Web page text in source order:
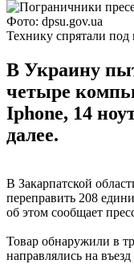
Фото: dpsu.gov.ua
Технику спрятали
В Украину
четыре
Iphone, 14
далее.
В Закарпатской
переправить 208
об этом сообщает
Товар обнаружили в
направлялись на